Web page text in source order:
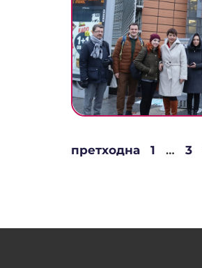
претходна 1 … 3